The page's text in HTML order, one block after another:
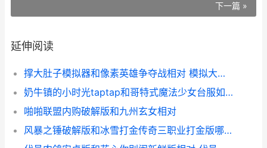
下一篇 »
延伸阅读
撑大肚子模拟器和像素英雄争夺战相对 模拟大肚子生孩子
奶牛镇的小时光taptap和哥特式魔法少女台服如何玩 奶牛镇的小时光内999999钻石
啪啪联盟内购破解版和九州玄女相对
风暴之锤破解版和冰雪打金传奇三职业打金版哪个好 风暴之锤无限金币无限v